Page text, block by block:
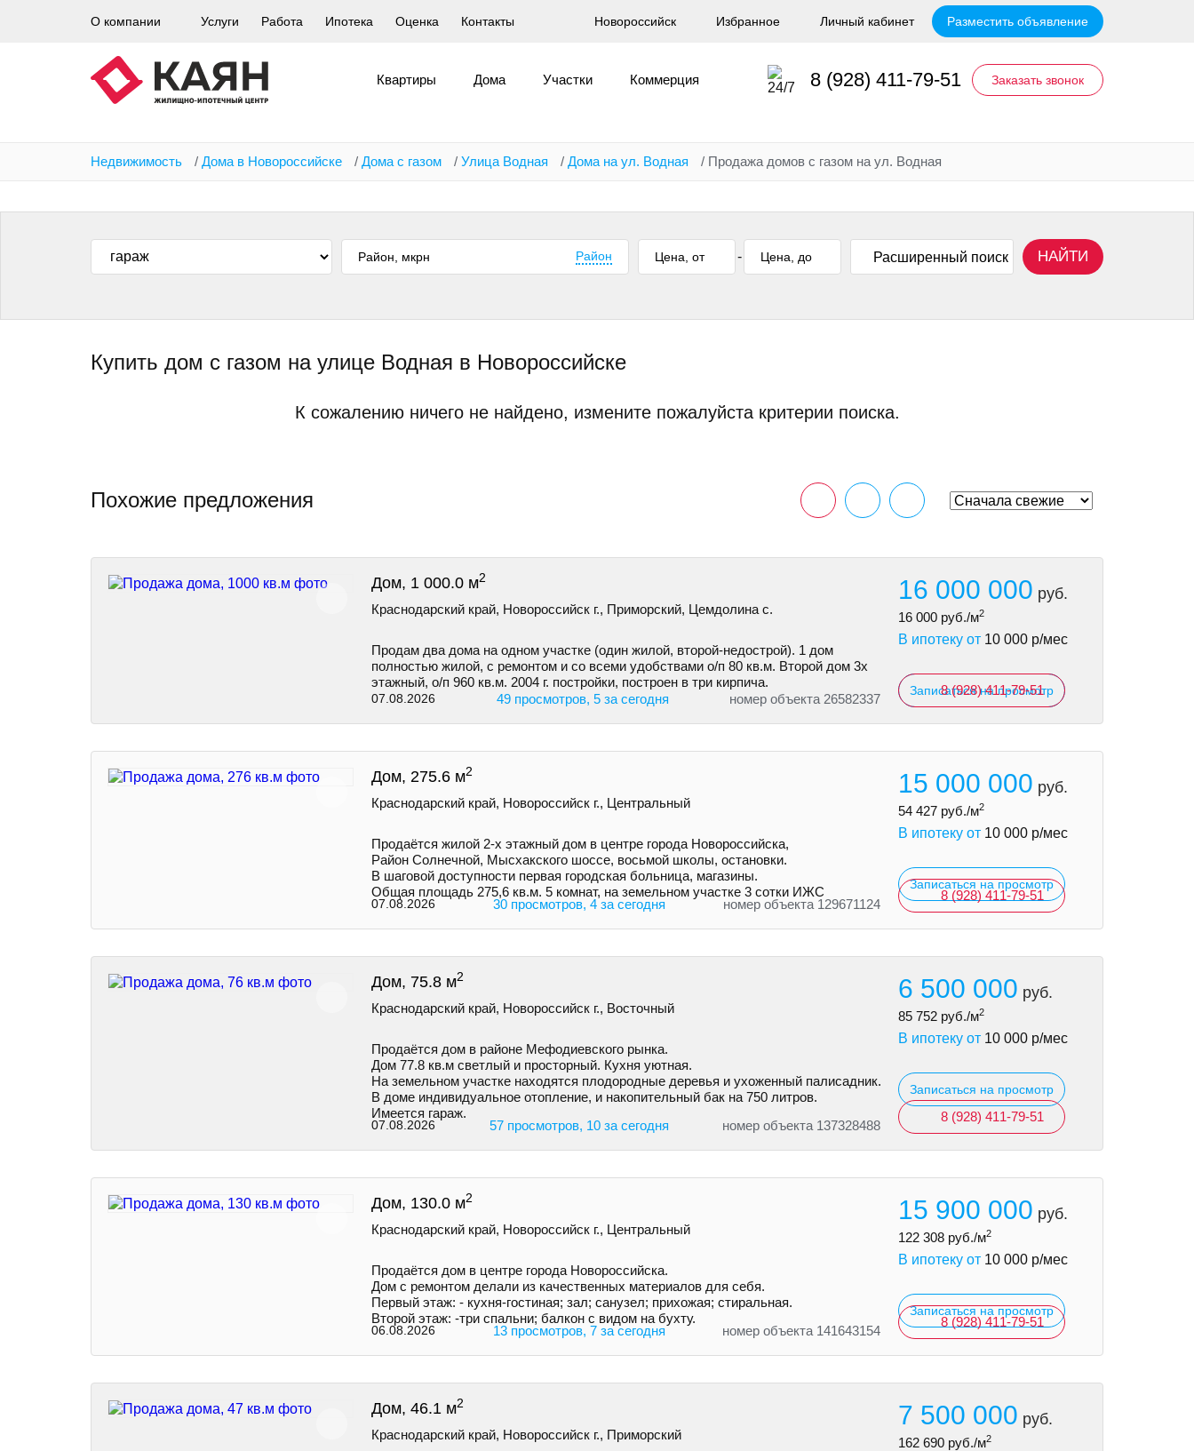
О компании Услуги Работа Ипотека Оценка Контакты Новороссийск Избранное Личный кабинет Разместить объявление
Квартиры Дома Участки Коммерция 8 (928) 411-79-51 Заказать звонок
Недвижимость / Дома в Новороссийске / Дома с газом / Улица Водная / Дома на ул. Водная / Продажа домов с газом на ул. Водная
Район - Расширенный поиск НАЙТИ
Купить дом с газом на улице Водная в Новороссийске
К сожалению ничего не найдено, измените пожалуйста критерии поиска.
Похожие предложения
Дом, 1 000.0 м2
Краснодарский край, Новороссийск г., Приморский, Цемдолина с.
Продам два дома на одном участке (один жилой, второй-недострой). 1 дом
полностью жилой, с ремонтом и со всеми удобствами о/п 80 кв.м. Второй дом 3х
этажный, о/п 960 кв.м. 2004 г. постройки, построен в три кирпича.
07.08.2026 49 просмотров, 5 за сегодня номер объекта 26582337
16 000 000 руб.
16 000 руб./м2
В ипотеку от 10 000 р/мес
Записаться на просмотр
8 (928) 411-79-51
Дом, 275.6 м2
Краснодарский край, Новороссийск г., Центральный
Пpoдаётся жилой 2-х этажный дом в центре города Нoвороccийскa,
Район Солнечной, Mыcxaкского шоссе, восьмой школы, остановки.
В шаговой доступности первая городская больница, магазины.
Общая площадь 275,6 кв.м. 5 комнат, на земельном участке 3 сотки ИЖС
07.08.2026 30 просмотров, 4 за сегодня номер объекта 129671124
15 000 000 руб.
54 427 руб./м2
В ипотеку от 10 000 р/мес
Записаться на просмотр
8 (928) 411-79-51
Дом, 75.8 м2
Краснодарский край, Новороссийск г., Восточный
Продаётся дом в районе Мефодиевского рынка.
Дом 77.8 кв.м светлый и просторный. Кухня уютная.
На земельном участке находятся плодородные деревья и ухоженный палисадник.
В доме индивидуальное отопление, и накопительный бак на 750 литров.
Имеется гараж.
07.08.2026 57 просмотров, 10 за сегодня номер объекта 137328488
6 500 000 руб.
85 752 руб./м2
В ипотеку от 10 000 р/мес
Записаться на просмотр
8 (928) 411-79-51
Дом, 130.0 м2
Краснодарский край, Новороссийск г., Центральный
Продаётся дом в центре города Новороссийска.
Дом с ремонтом делали из качественных материалов для себя.
Первый этаж: - кухня-гостиная; зал; санузел; прихожая; стиральная.
Второй этаж: -три спальни; балкон с видом на бухту.
06.08.2026 13 просмотров, 7 за сегодня номер объекта 141643154
15 900 000 руб.
122 308 руб./м2
В ипотеку от 10 000 р/мес
Записаться на просмотр
8 (928) 411-79-51
Дом, 46.1 м2
Краснодарский край, Новороссийск г., Приморский
7 500 000 руб.
162 690 руб./м2